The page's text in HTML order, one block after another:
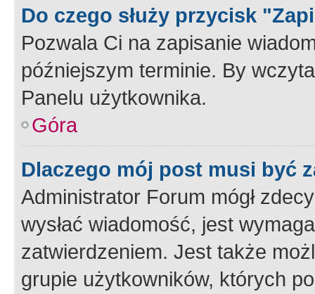
Do czego służy przycisk
Pozwala Ci na zapisanie
późniejszym terminie. By
Panelu użytkownika.
Góra
Dlaczego mój post musi być
Administrator Forum mógł
wysłać wiadomość, jest
zatwierdzeniem. Jest także
grupie użytkowników, których